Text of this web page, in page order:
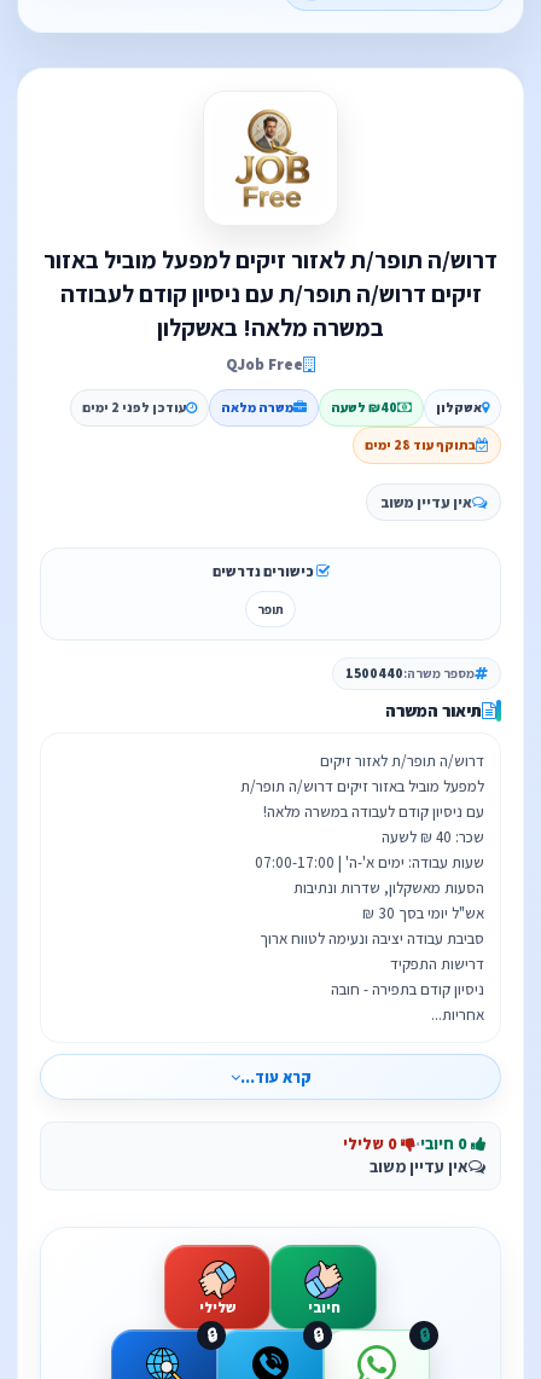
דרוש/ה תופר/ת לאזור זיקים למפעל מוביל באזור
זיקים דרוש/ה תופר/ת עם ניסיון קודם לעבודה
במשרה מלאה! באשקלון
QJob Free
אשקלון ₪40 לשעה משרה מלאה עודכן לפני 2 ימים
בתוקף עוד 28 ימים
אין עדיין משוב
כישורים נדרשים
תופר
מספר משרה:1500440
תיאור המשרה
אחריות...
קרא עוד...
·
אין עדיין משוב
חיובי שלילי
🔒
🔒
🔒